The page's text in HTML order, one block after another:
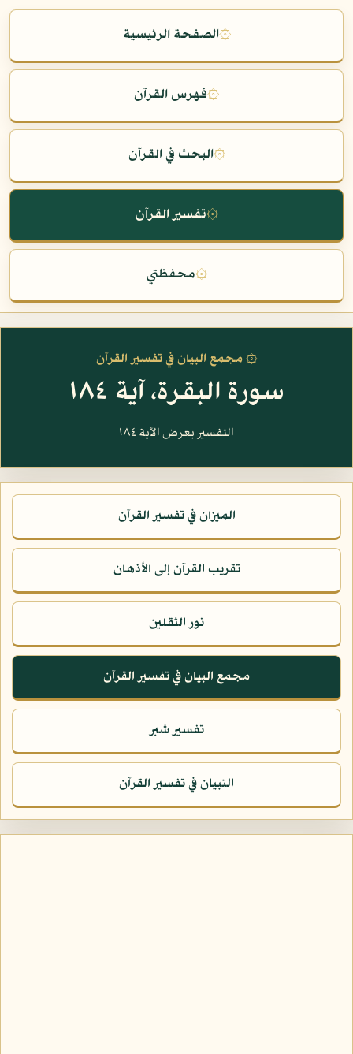
۞الصفحة الرئيسية
۞فهرس القرآن
۞البحث في القرآن
۞تفسير القرآن
۞محفظتي
۞ مجمع البيان في تفسير القرآن
سورة البقرة، آية ١٨٤
التفسير يعرض الآية ١٨٤
الميزان في تفسير القرآن
تقريب القرآن إلى الأذهان
نور الثقلين
مجمع البيان في تفسير القرآن
تفسير شبر
التبيان في تفسير القرآن